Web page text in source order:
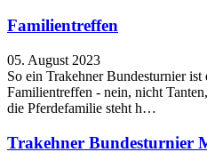
Familientreffen
05. August 2023
So ein Trakehner Bundesturnier
Familientreffen - nein, nicht
die Pferdefamilie steht h…
Trakehner Bundesturnier